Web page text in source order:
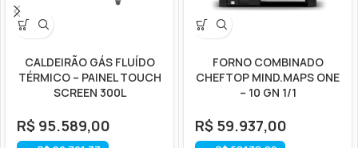
CALDEIRÃO GÁS FLUÍDO
TÉRMICO – PAINEL TOUCH
SCREEN 300L
R$ 95.589,00
FORNO COMBINADO
CHEFTOP MIND.MAPS ONE
– 10 GN 1/1
R$ 59.937,00